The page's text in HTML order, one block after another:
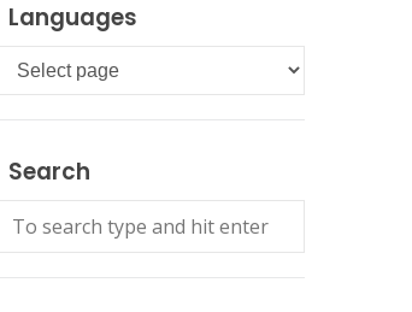
Languages
Languages
Search